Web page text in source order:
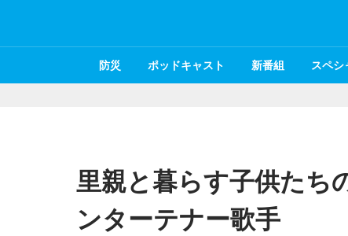
防災 ポッドキャスト 新番組 スペシ
里親と暮らす子供たち
ンターテナー歌手